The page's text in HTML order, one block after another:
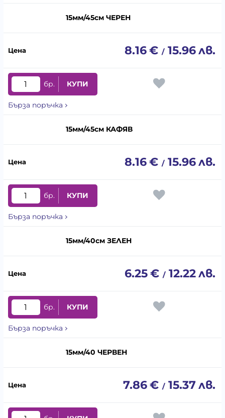
15мм/45см ЧЕРЕН
8.16€ / 15.96лв.
бр. КУПИ
Бърза поръчка
15мм/45см КАФЯВ
8.16€ / 15.96лв.
бр. КУПИ
Бърза поръчка
15мм/40см ЗЕЛЕН
6.25€ / 12.22лв.
бр. КУПИ
Бърза поръчка
15мм/40 ЧЕРВЕН
7.86€ / 15.37лв.